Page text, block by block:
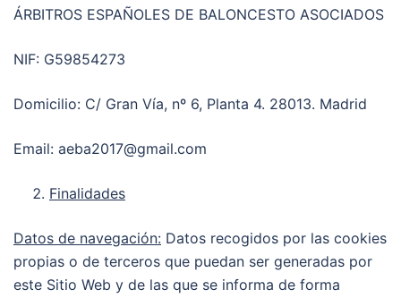
ÁRBITROS ESPAÑOLES DE BALONCESTO ASOCIADOS
NIF: G59854273
Domicilio: C/ Gran Vía, nº 6, Planta 4. 28013. Madrid
Email: aeba2017@gmail.com
Finalidades
Datos de navegación: Datos recogidos por las cookies
propias o de terceros que puedan ser generadas por
este Sitio Web y de las que se informa de forma